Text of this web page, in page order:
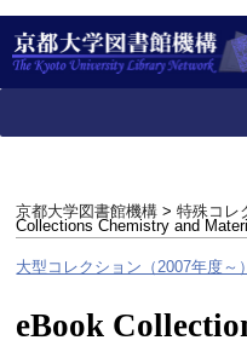
京都大学図書館機構 >特殊コレ
Collections Chemistry and
大型コレクション（2007年度～）
eBook